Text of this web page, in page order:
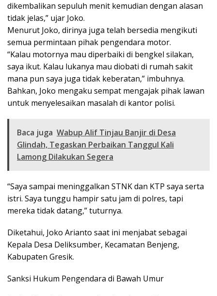
dikembalikan sepuluh menit kemudian dengan alasan
tidak jelas,” ujar Joko.
Menurut Joko, dirinya juga telah bersedia mengikuti
semua permintaan pihak pengendara motor.
“Kalau motornya mau diperbaiki di bengkel silakan,
saya ikut. Kalau lukanya mau diobati di rumah sakit
mana pun saya juga tidak keberatan,” imbuhnya.
Bahkan, Joko mengaku sempat mengajak pihak lawan
untuk menyelesaikan masalah di kantor polisi.
Baca juga Wabup Alif Tinjau Banjir di Desa
Glindah, Tegaskan Perbaikan Tanggul Kali
Lamong Dilakukan Segera
“Saya sampai meninggalkan STNK dan KTP saya serta
istri. Saya tunggu hampir satu jam di polres, tapi
mereka tidak datang,” tuturnya.
Diketahui, Joko Arianto saat ini menjabat sebagai
Kepala Desa Deliksumber, Kecamatan Benjeng,
Kabupaten Gresik.
Sanksi Hukum Pengendara di Bawah Umur